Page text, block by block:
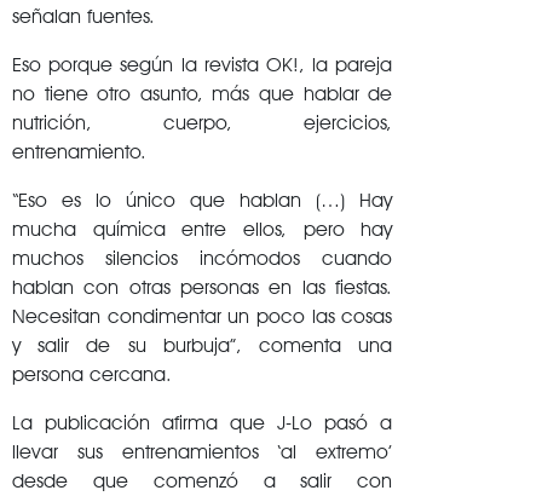
señalan fuentes.
Eso porque según la revista OK!, la pareja
no tiene otro asunto, más que hablar de
nutrición, cuerpo, ejercicios,
entrenamiento.
“Eso es lo único que hablan (…) Hay
mucha química entre ellos, pero hay
muchos silencios incómodos cuando
hablan con otras personas en las fiestas.
Necesitan condimentar un poco las cosas
y salir de su burbuja”, comenta una
persona cercana.
La publicación afirma que J-Lo pasó a
llevar sus entrenamientos ‘al extremo’
desde que comenzó a salir con